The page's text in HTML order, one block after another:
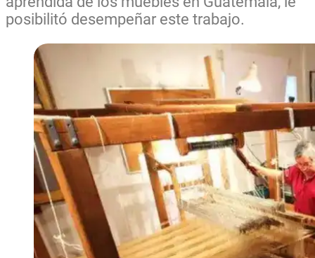
posibilitó desempeñar este trabajo.